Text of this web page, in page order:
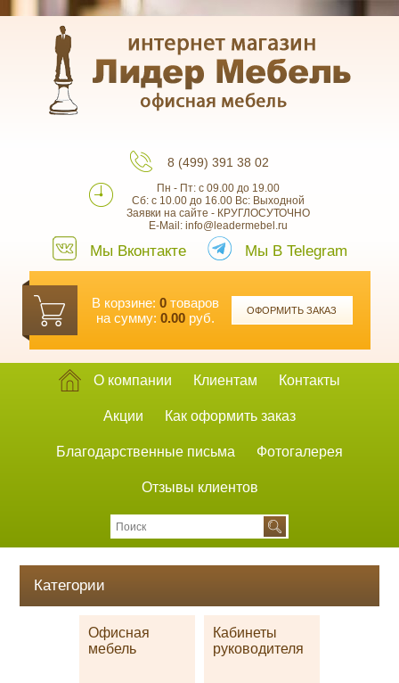
8 (499) 391 38 02
Пн - Пт: с 09.00 до 19.00
Сб: с 10.00 до 16.00 Вс: Выходной
Заявки на сайте - КРУГЛОСУТОЧНО
E-Mail: info@leadermebel.ru
Мы Вконтакте Мы В Telegram
В корзине: 0товаров
на сумму: 0.00 руб. ОФОРМИТЬ ЗАКАЗ
О компании Клиентам Контакты
Акции Как оформить заказ
Благодарственные письма Фотогалерея
Отзывы клиентов
Категории
Офисная
мебель
Кабинеты
руководителя